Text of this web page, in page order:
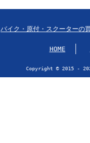
バイク・原付・スクーターの
HOME
Copyright © 2015 -